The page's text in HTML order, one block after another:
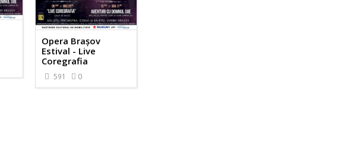
Opera Brașov
Estival - Live
Coregrafia
591 0